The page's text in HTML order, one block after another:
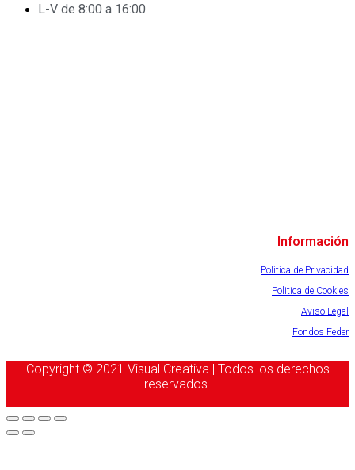
L-V de 8:00 a 16:00
Información
Politica de Privacidad
Politica de Cookies
Aviso Legal
Fondos Feder
Copyright © 2021 Visual Creativa | Todos los derechos
reservados.